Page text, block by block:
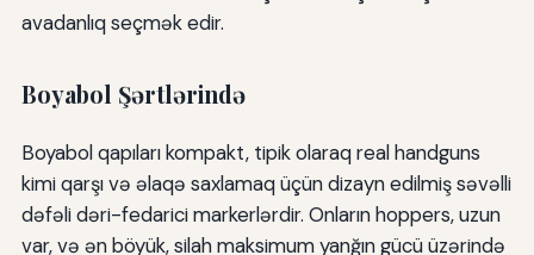
avadanlıq seçmək edir.
Boyabol Şərtlərində
Boyabol qapıları kompakt, tipik olaraq real handguns
kimi qarşı və əlaqə saxlamaq üçün dizayn edilmiş səvəlli
dəfəli dəri-fedarici markerlərdir. Onların hoppers, uzun
var, və ən böyük, silah maksimum yanğın gücü üzərində